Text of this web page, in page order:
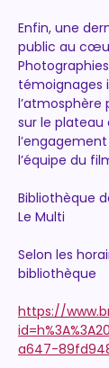
Enfin, une
public au
témoignages
l’atmosphère
sur le
l’équipe du
Bibliothèque
Le Multi
Selon les
bibliothèque
https://
a647-